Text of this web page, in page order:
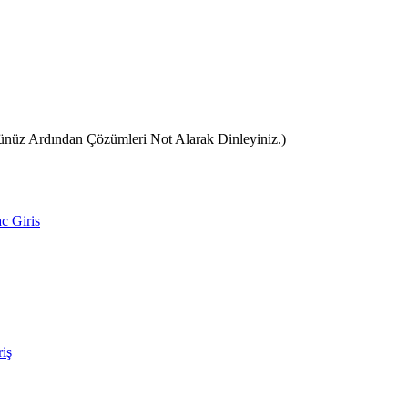
Ardından Çözümleri Not Alarak Dinleyiniz.)
Giris